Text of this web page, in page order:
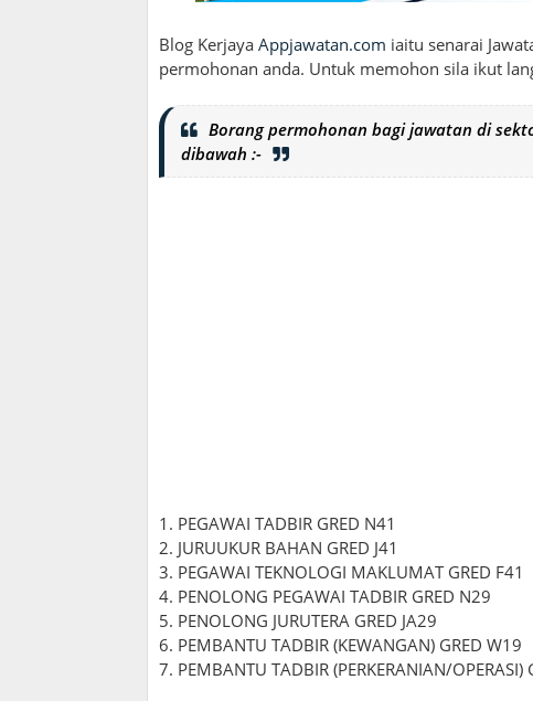
Blog Kerjaya Appjawatan.com iaitu senarai
permohonan anda. Untuk memohon sila ikut
Borang permohonan bagi jawatan di
dibawah :-
1. PEGAWAI TADBIR GRED N41
2. JURUUKUR BAHAN GRED J41
3. PEGAWAI TEKNOLOGI MAKLUMAT GRED F41
4. PENOLONG PEGAWAI TADBIR GRED N29
5. PENOLONG JURUTERA GRED JA29
6. PEMBANTU TADBIR (KEWANGAN) GRED W19
7. PEMBANTU TADBIR (PERKERANIAN/OPERASI)